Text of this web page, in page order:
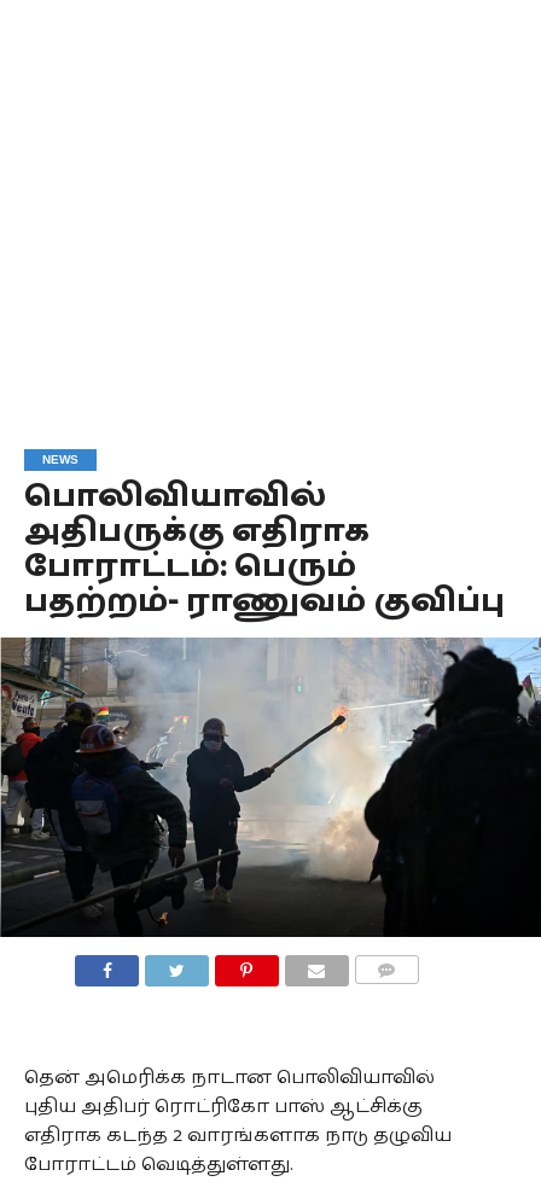
NEWS
பொலிவியாவில்
அதிபருக்கு எதிராக
போராட்டம்: பெரும்
பதற்றம்- ராணுவம் குவிப்பு
தென் அமெரிக்க நாடான பொலிவியாவில்
புதிய அதிபர் ரொட்ரிகோ பாஸ் ஆட்சிக்கு
எதிராக கடந்த 2 வாரங்களாக நாடு தழுவிய
போராட்டம் வெடித்துள்ளது.